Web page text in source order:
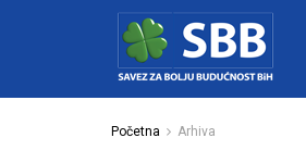
Početna Arhiva